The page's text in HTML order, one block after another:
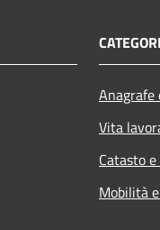
Vita
Catasto
Mobilità